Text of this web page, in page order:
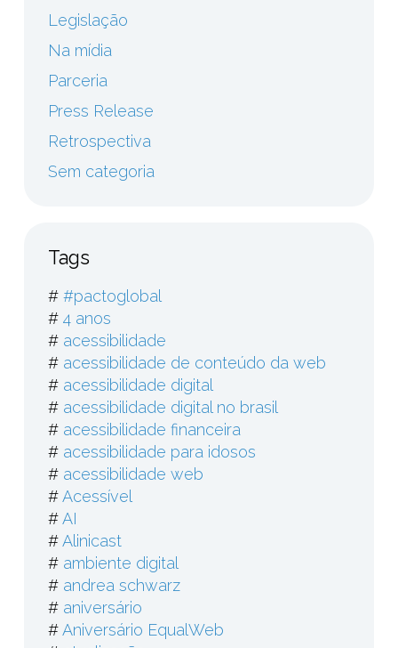
Legislação
Na mídia
Parceria
Press Release
Retrospectiva
Sem categoria
Tags
# #pactoglobal
# 4 anos
# acessibilidade
# acessibilidade de conteúdo da web
# acessibilidade digital
# acessibilidade digital no brasil
# acessibilidade financeira
# acessibilidade para idosos
# acessibilidade web
#Acessível
#AI
#Alinicast
# ambiente digital
# andrea schwarz
# aniversário
#Aniversário EqualWeb